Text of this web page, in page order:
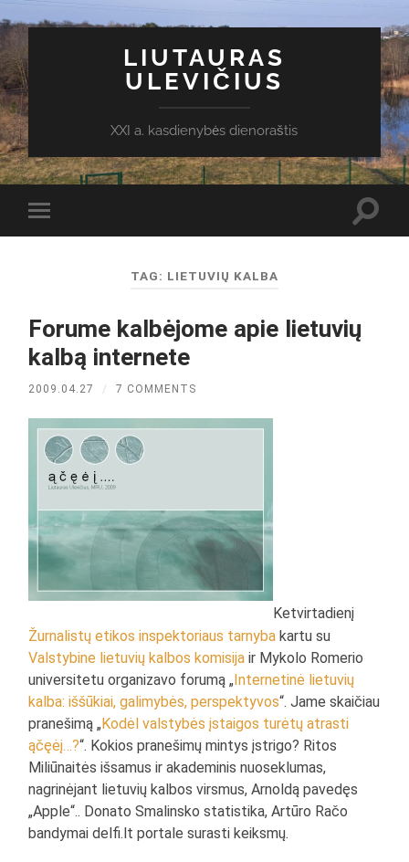
LIUTAURAS
ULEVIČIUS
XXI a. kasdienybės dienoraštis
Toggle
mobile
TAG: LIETUVIŲ KALBA
Forume kalbėjome apie lietuvių
kalbą internete
2009.04.27 / 7 COMMENTS
Ketvirtadienį
Žurnalistų etikos inspektoriaus tarnyba kartu su
Valstybine lietuvių kalbos komisija ir Mykolo Romerio
universitetu organizavo forumą „Internetinė lietuvių
kalba: iššūkiai, galimybės, perspektyvos“. Jame skaičiau
pranešimą „Kodėl valstybės įstaigos turėtų atrasti
ąčęėį…?“. Kokios pranešimų mintys įstrigo? Ritos
Miliūnaitės išsamus ir akademinis nuoseklumas,
nagrinėjant lietuvių kalbos virsmus, Arnoldą pavedęs
„Apple“.. Donato Smalinsko statistika, Artūro Račo
bandymai delfi.lt portale surasti keiksmų.